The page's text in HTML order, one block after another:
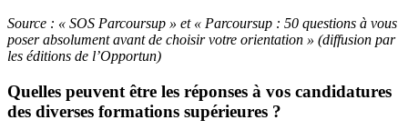
Source : « SOS Parcoursup » et « Parcoursup : 50 questions à vous
poser absolument avant de choisir votre orientation » (diffusion par
les éditions de l’Opportun)
Quelles peuvent être les réponses à vos candidatures
des diverses formations supérieures ?